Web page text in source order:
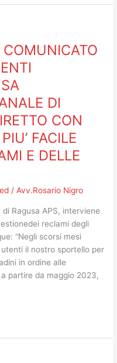
DI
CON
FACILE
E DELLE
/Avv.Rosario Nigro
Ragusa APS, interviene
reclami degli
“Negli scorsi mesi
il nostro sportello per
in ordine alle
partire da maggio 2023,